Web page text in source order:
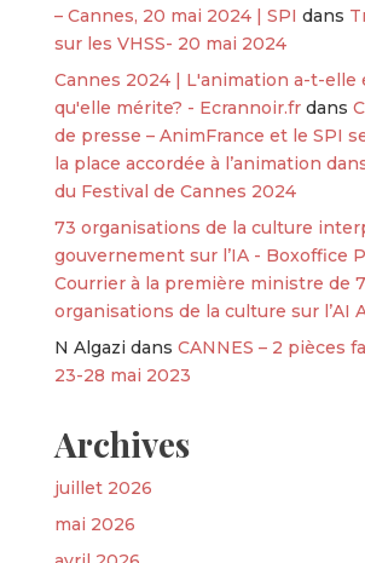
– Cannes, 20 mai 2024 | SPI dans
sur les VHSS- 20 mai 2024
Cannes 2024 | L'animation a-t-elle
qu'elle mérite? - Ecrannoir.frdans
de presse – AnimFrance et le SPI
la place accordée à l’animation
du Festival de Cannes 2024
73 organisations de la culture
gouvernement sur l’IA - Boxoffice
Courrier à la première ministre de
organisations de la culture sur l’AI
N Algazi dans CANNES – 2 pièces
23-28 mai 2023
Archives
juillet 2026
mai 2026